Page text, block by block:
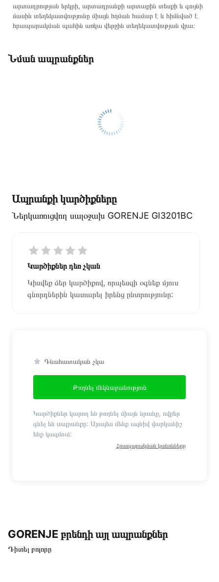
արտադրության երկրի, արտադրանքի արտաքին տեսքի և գույնի
մասին տեղեկատվությունը միայն հղման համար է և հիմնված է
հրապարակման պահին առկա վերջին տեղեկատվության վրա։
Նման ապրանքներ
Ապրանքի կարծիքները
Ներկառուցվող սալօջախ GORENJE GI3201BC
Կարծիքներ դեռ չկան
Կիսվեք ձեր կարծիքով, որպեսզի օգնեք մյուս
գնորդներին կատարել իրենց ընտրությունը:
Գնահատական չկա
Թողնել մեկնաբանություն
Կարծիքներ կարող են թողնել միայն նրանք, ովքեր
գնել են ապրանքը: Այսպես մենք ազնիվ վարկանիշ
ենք կազմում:
Հրապարակման կանոնները
GORENJE բրենդի այլ ապրանքներ
Դիտել բոլորը